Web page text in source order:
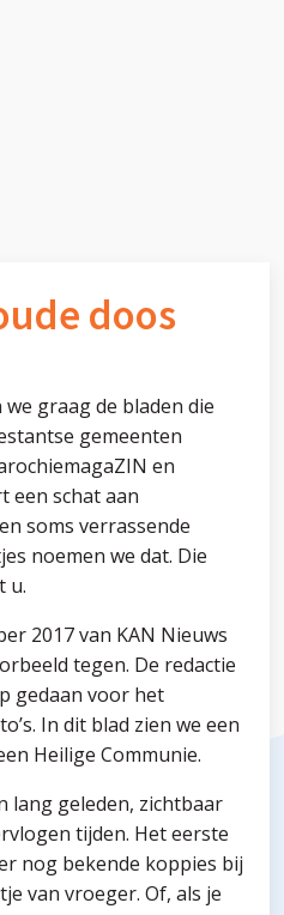
doos
graag de bladen die
gemeenten
en
een schat aan
soms verrassende
noemen we dat. Die
u.
2017 van KAN Nieuws
tegen. De redactie
gedaan voor het
In dit blad zien we een
Heilige Communie.
lang geleden, zichtbaar
tijden. Het eerste
nog bekende koppies bij
van vroeger. Of, als je